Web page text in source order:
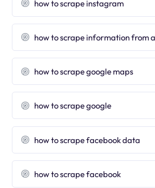
how to scrape instagram
how to scrape information from
how to scrape google maps
how to scrape google
how to scrape facebook data
how to scrape facebook